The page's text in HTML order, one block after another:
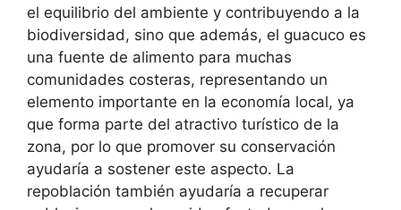
el equilibrio del ambiente y contribuyendo a la
biodiversidad, sino que además, el guacuco es
una fuente de alimento para muchas
comunidades costeras, representando un
elemento importante en la economía local, ya
que forma parte del atractivo turístico de la
zona, por lo que promover su conservación
ayudaría a sostener este aspecto. La
repoblación también ayudaría a recuperar